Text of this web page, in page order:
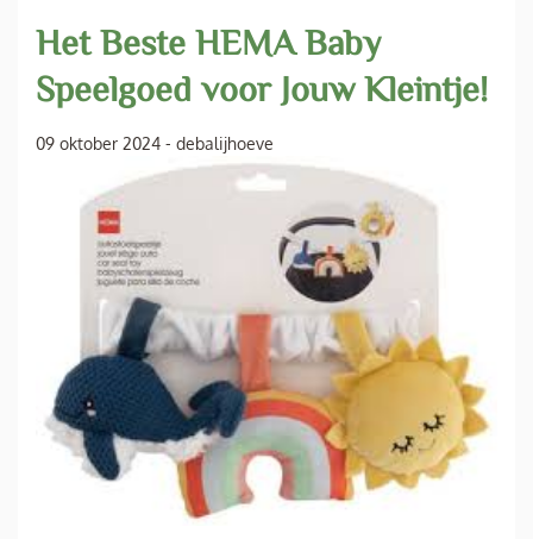
Het Beste HEMA Baby
Speelgoed voor Jouw Kleintje!
09 oktober 2024 - debalijhoeve